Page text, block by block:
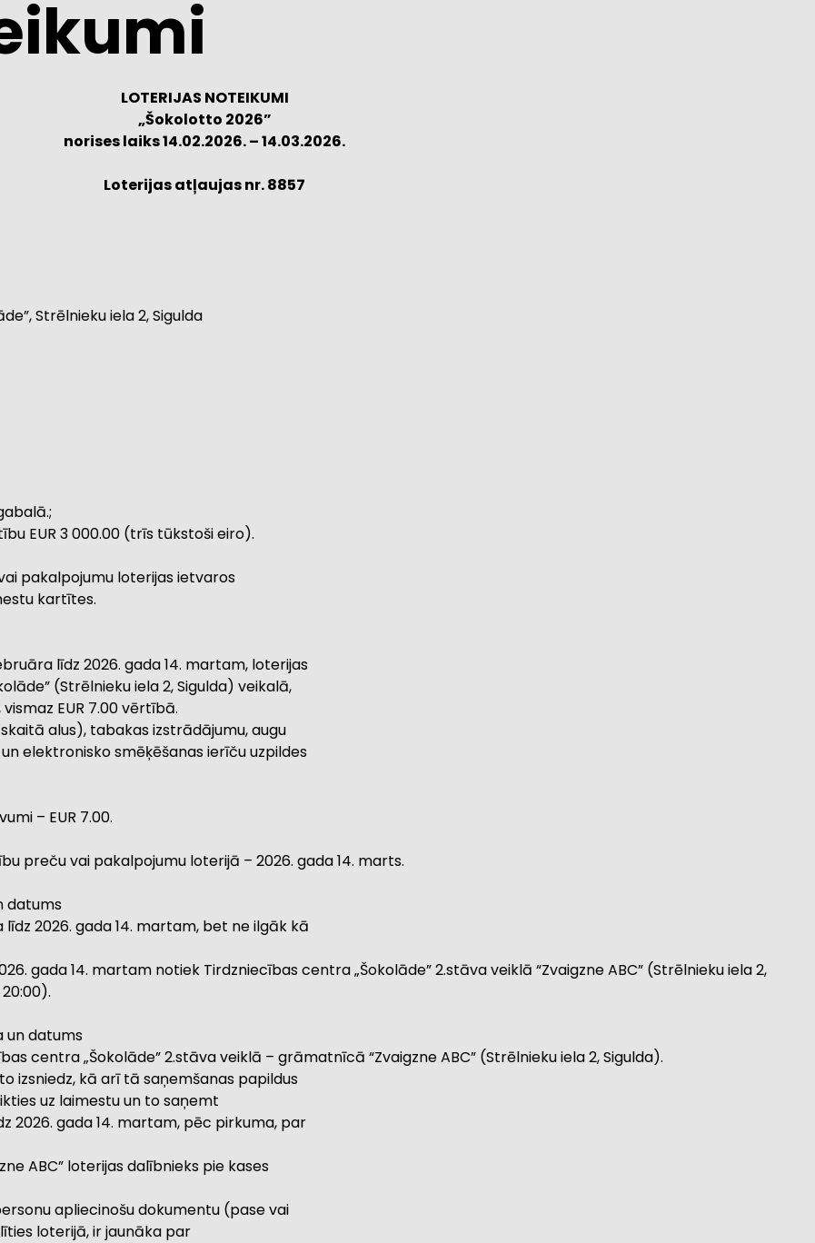
LOTERIJAS NOTEIKUMI
„Šokolotto 2026”
norises laiks 14.02.2026. – 14.03.2026.
Loterijas atļaujas nr. 8857
Strēlnieku iela 2, Sigulda
EUR 3 000.00 (trīs tūkstoši eiro).
pakalpojumu loterijas ietvaros
kartītes.
līdz 2026. gada 14. martam, loterijas
(Strēlnieku iela 2, Sigulda) veikalā,
EUR 7.00 vērtībā.
alus), tabakas izstrādājumu, augu
elektronisko smēķēšanas ierīču uzpildes
– EUR 7.00.
preču vai pakalpojumu loterijā – 2026. gada 14. marts.
datums
2026. gada 14. martam, bet ne ilgāk kā
gada 14. martam notiek Tirdzniecības centra „Šokolāde” 2.stāva veiklā “Zvaigzne ABC” (Strēlnieku iela 2,
un datums
centra „Šokolāde” 2.stāva veiklā – grāmatnīcā “Zvaigzne ABC” (Strēlnieku iela 2, Sigulda).
izsniedz, kā arī tā saņemšanas papildus
uz laimestu un to saņemt
2026. gada 14. martam, pēc pirkuma, par
ABC” loterijas dalībnieks pie kases
apliecinošu dokumentu (pase vai
loterijā, ir jaunāka par